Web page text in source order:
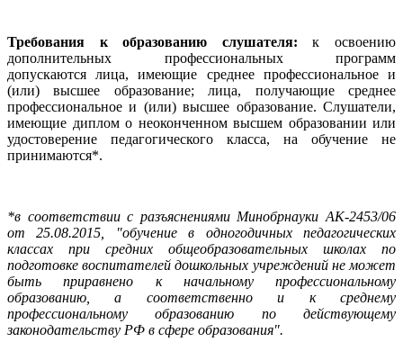
Требования к образованию слушателя: к освоению
дополнительных профессиональных программ
допускаются лица, имеющие среднее профессиональное и
(или) высшее образование; лица, получающие среднее
профессиональное и (или) высшее образование. Слушатели,
имеющие диплом о неоконченном высшем образовании или
удостоверение педагогического класса, на обучение не
принимаются*.
*в соответствии с разъяснениями Минобрнауки АК-2453/06
от 25.08.2015, "обучение в одногодичных педагогических
классах при средних общеобразовательных школах по
подготовке воспитателей дошкольных учреждений не может
быть приравнено к начальному профессиональному
образованию, а соответственно и к среднему
профессиональному образованию по действующему
законодательству РФ в сфере образования".